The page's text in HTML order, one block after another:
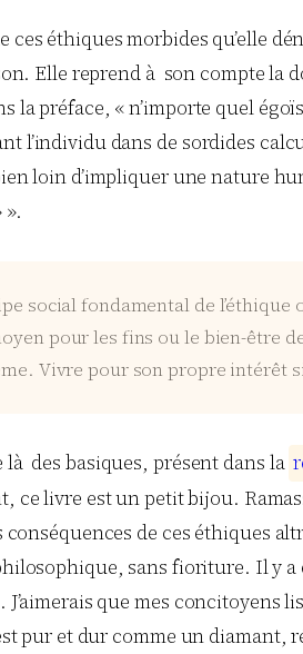
ces éthiques morbides qu’elle
Elle reprend à son compte la
la préface, « n’importe quel
l’individu dans de sordides
loin d’impliquer une nature
».
social fondamental de
pour les fins ou le bien-être
Vivre pour son propre intérêt
là des basiques, présent dans la r
ce livre est un petit bijou.
de ces éthiques
sans fioriture. Il y a
J’aimerais que mes
pur et dur comme un diamant,